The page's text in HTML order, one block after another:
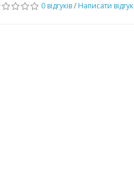
0 відгуків/ Написати відгук